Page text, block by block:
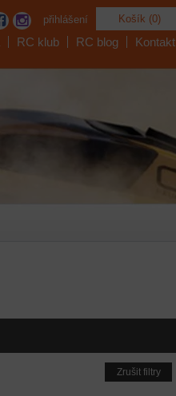
Košík (0)
přihlášení
RC klub RC blog Kontakt
Zrušit filtry